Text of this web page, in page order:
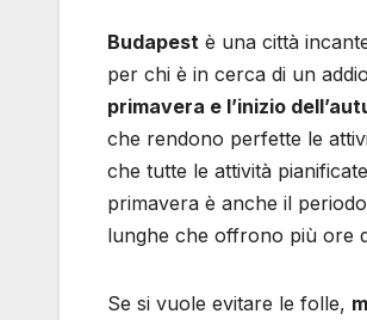
Budapest è una città
per chi è in cerca di un
primavera e l’inizio
che rendono perfette le
che tutte le attività
primavera è anche il
lunghe che offrono più ore
Se si vuole evitare le folle,